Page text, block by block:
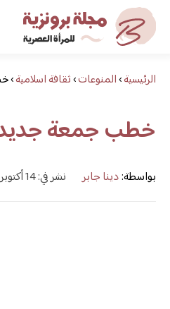
مجلة برونزية
ابحث عن أي
الرئيسية›المنوعات›ثقافة اسلامية›
خطب جمعة
بواسطة:دينا جابر نشر في: 14 أكتوبر، 2019